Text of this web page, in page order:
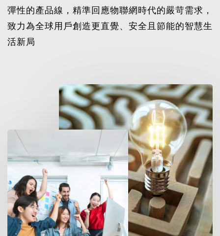
彈性的產品線，精準回應物聯網時代的嚴苛需求，
致力為全球用戶創造更直覺、安全且節能的智慧生
活新局